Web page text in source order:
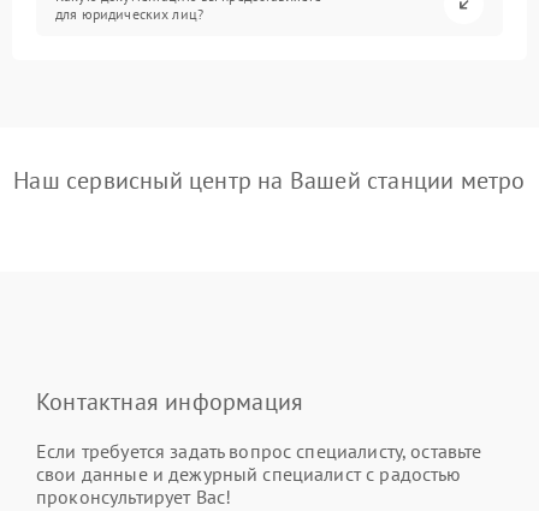
для юридических лиц?
Наш сервисный центр на Вашей станции метро
Контактная информация
Если требуется задать вопрос специалисту, оставьте
свои данные и дежурный специалист с радостью
проконсультирует Вас!